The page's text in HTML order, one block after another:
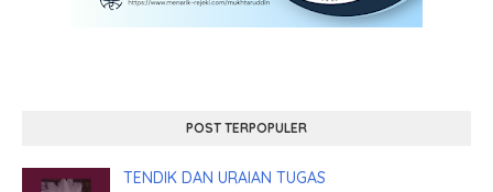
POST TERPOPULER
TENDIK DAN URAIAN TUGAS